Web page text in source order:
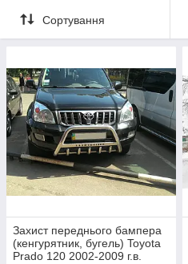
Сортування
Захист переднього бампера
(кенгурятник, бугель) Toyota
Prado 120 2002-2009 г.в.